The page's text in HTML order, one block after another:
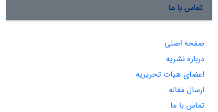
تماس با ما
صفحه اصلی
درباره نشریه
اعضای هیات تحریریه
ارسال مقاله
تماس با ما